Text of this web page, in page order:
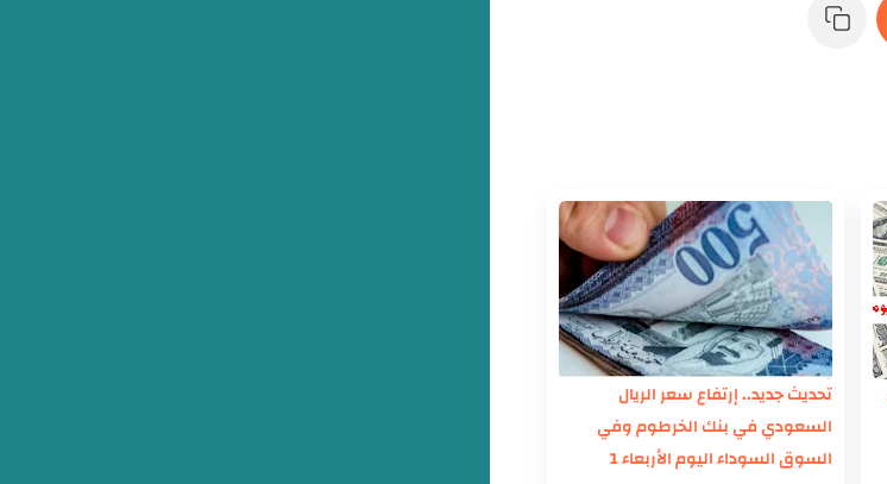
تحديث جديد.. إرتفاع سعر الريال
السعودي في بنك الخرطوم وفي
السوق السوداء اليوم الأربعاء 1